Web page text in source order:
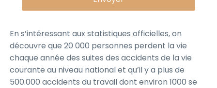
En s’intéressant aux statistiques officielles, on
découvre que 20 000 personnes perdent la vie
chaque année des suites des accidents de la vie
courante au niveau national et qu’il y a plus de
500.000 accidents du travail dont environ 1000 se